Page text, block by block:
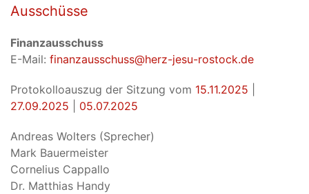
Ausschüsse
Finanzausschuss
E-Mail: finanzausschuss@herz-jesu-rostock.de
Protokolloauszug der Sitzung vom 15.11.2025
27.09.2025
05.07.2025
Andreas Wolters (Sprecher)
Mark Bauermeister
Cornelius Cappallo
Dr. Matthias Handy